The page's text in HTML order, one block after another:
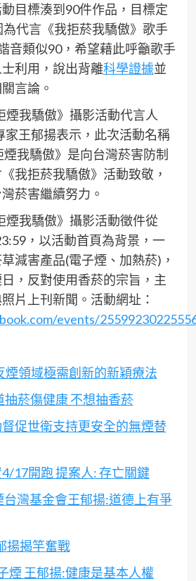
目標湊到90件作品，目標定
代言《我拒菸我驕傲》歌手
音類似90，希望藉此呼籲歌手
利用，說出背離科學證據並
言論。
煙我驕傲》攝影活動代言人
家王郁揚表示，此次活動名稱
煙我驕傲》是向台灣菸害防制
我拒菸我驕傲》活動致敬，
菸害繼續努力。
煙我驕傲》攝影活動徵件從
，以活動首頁為背景，一
減害產品(電子煙、加熱菸)，
，反對使用香菸的宗旨，主
片上刊新聞。活動網址：
events/
煙領域極需創新的新穎療法
菸傷健康 不想抽香菸
促世衛支持更安全的無煙替
17開跑 提案人: 存亡關鍵
台灣基金會王郁揚:道德上有爭
揚揭竿奮戰
煙 王郁揚:健康是基本人權